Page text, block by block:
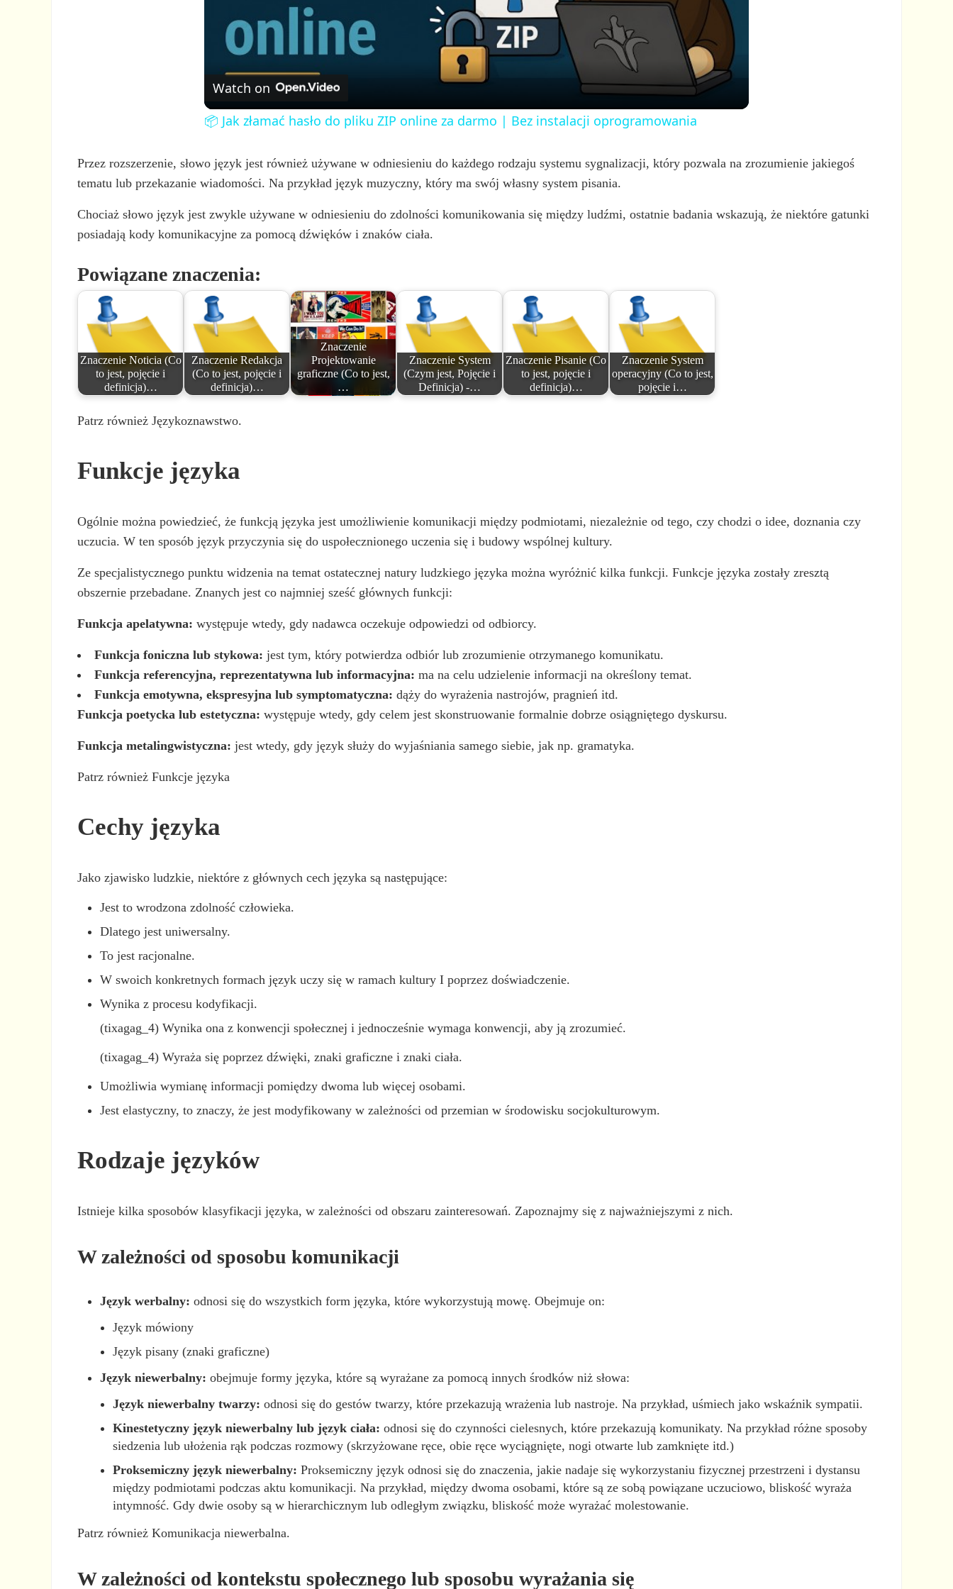
l
a
y
i
Watch on
📦 Jak złamać hasło do pliku ZIP online za darmo | Bez instalacji oprogramowania
Przez rozszerzenie, słowo język jest również używane w odniesieniu do każdego rodzaju systemu sygnalizacji, który pozwala na zrozumienie jakiegoś
tematu lub przekazanie wiadomości. Na przykład język muzyczny, który ma swój własny system pisania.
Chociaż słowo język jest zwykle używane w odniesieniu do zdolności komunikowania się między ludźmi, ostatnie badania wskazują, że niektóre gatunki
posiadają kody komunikacyjne za pomocą dźwięków i znaków ciała.
Powiązane znaczenia:
Znaczenie Noticia (Co
to jest, pojęcie i
definicja)…
Znaczenie Redakcja
(Co to jest, pojęcie i
definicja)…
Znaczenie
Projektowanie
graficzne (Co to jest,
…
Znaczenie System
(Czym jest, Pojęcie i
Definicja) -…
Znaczenie Pisanie (Co
to jest, pojęcie i
definicja)…
Znaczenie System
operacyjny (Co to jest,
pojęcie i…
Patrz również Językoznawstwo.
Funkcje języka
Ogólnie można powiedzieć, że funkcją języka jest umożliwienie komunikacji między podmiotami, niezależnie od tego, czy chodzi o idee, doznania czy
uczucia. W ten sposób język przyczynia się do uspołecznionego uczenia się i budowy wspólnej kultury.
Ze specjalistycznego punktu widzenia na temat ostatecznej natury ludzkiego języka można wyróżnić kilka funkcji. Funkcje języka zostały zresztą
obszernie przebadane. Znanych jest co najmniej sześć głównych funkcji:
Funkcja apelatywna: występuje wtedy, gdy nadawca oczekuje odpowiedzi od odbiorcy.
Funkcja foniczna lub stykowa: jest tym, który potwierdza odbiór lub zrozumienie otrzymanego komunikatu.
Funkcja referencyjna, reprezentatywna lub informacyjna: ma na celu udzielenie informacji na określony temat.
Funkcja emotywna, ekspresyjna lub symptomatyczna: dąży do wyrażenia nastrojów, pragnień itd.
Funkcja poetycka lub estetyczna: występuje wtedy, gdy celem jest skonstruowanie formalnie dobrze osiągniętego dyskursu.
Funkcja metalingwistyczna: jest wtedy, gdy język służy do wyjaśniania samego siebie, jak np. gramatyka.
Patrz również Funkcje języka
Cechy języka
Jako zjawisko ludzkie, niektóre z głównych cech języka są następujące:
Jest to wrodzona zdolność człowieka.
Dlatego jest uniwersalny.
To jest racjonalne.
W swoich konkretnych formach język uczy się w ramach kultury I poprzez doświadczenie.
Wynika z procesu kodyfikacji.
(tixagag_4) Wynika ona z konwencji społecznej i jednocześnie wymaga konwencji, aby ją zrozumieć.
(tixagag_4) Wyraża się poprzez dźwięki, znaki graficzne i znaki ciała.
Umożliwia wymianę informacji pomiędzy dwoma lub więcej osobami.
Jest elastyczny, to znaczy, że jest modyfikowany w zależności od przemian w środowisku socjokulturowym.
Rodzaje języków
Istnieje kilka sposobów klasyfikacji języka, w zależności od obszaru zainteresowań. Zapoznajmy się z najważniejszymi z nich.
W zależności od sposobu komunikacji
Język werbalny: odnosi się do wszystkich form języka, które wykorzystują mowę. Obejmuje on:
Język mówiony
Język pisany (znaki graficzne)
Język niewerbalny: obejmuje formy języka, które są wyrażane za pomocą innych środków niż słowa:
Język niewerbalny twarzy: odnosi się do gestów twarzy, które przekazują wrażenia lub nastroje. Na przykład, uśmiech jako wskaźnik sympatii.
Kinestetyczny język niewerbalny lub język ciała: odnosi się do czynności cielesnych, które przekazują komunikaty. Na przykład różne sposoby
siedzenia lub ułożenia rąk podczas rozmowy (skrzyżowane ręce, obie ręce wyciągnięte, nogi otwarte lub zamknięte itd.)
Proksemiczny język niewerbalny: Proksemiczny język odnosi się do znaczenia, jakie nadaje się wykorzystaniu fizycznej przestrzeni i dystansu
między podmiotami podczas aktu komunikacji. Na przykład, między dwoma osobami, które są ze sobą powiązane uczuciowo, bliskość wyraża
intymność. Gdy dwie osoby są w hierarchicznym lub odległym związku, bliskość może wyrażać molestowanie.
Patrz również Komunikacja niewerbalna.
W zależności od kontekstu społecznego lub sposobu wyrażania się